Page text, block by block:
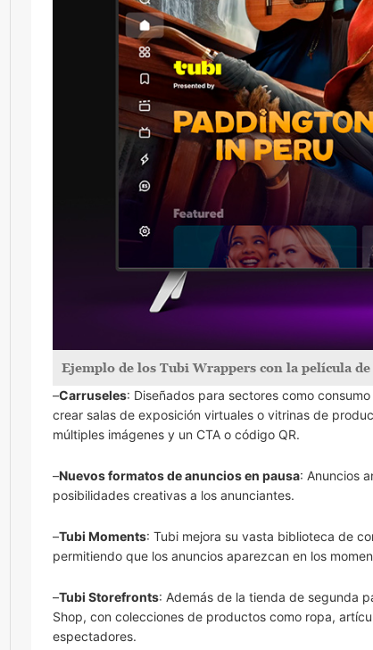
Ejemplo de los Tubi Wrappers con la película de
–Carruseles: Diseñados para sectores como
crear salas de exposición virtuales o vitrinas de
múltiples imágenes y un CTA o código QR.
–Nuevos formatos de anuncios en pausa: Anuncios
posibilidades creativas a los anunciantes.
–Tubi Moments: Tubi mejora su vasta biblioteca de
permitiendo que los anuncios aparezcan en los
–Tubi Storefronts: Además de la tienda de segunda
Shop, con colecciones de productos como ropa,
espectadores.